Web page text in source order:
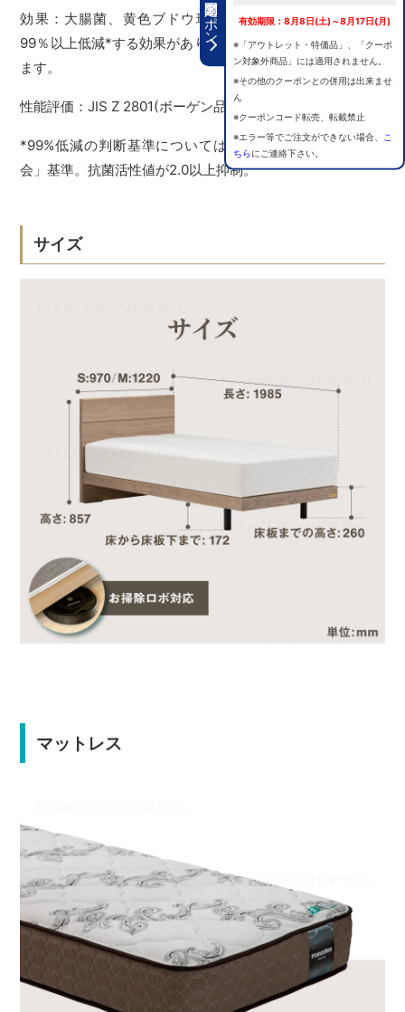
期間限定クーポン 有効期限：8月8日(土)～8月17日(月)
※「アウトレット・特価品」、「クーポ
ン対象外商品」には適用されません。
※その他のクーポンとの併用は出来ませ
ん
※クーポンコード転売、転載禁止
※エラー等でご注文ができない場合、
こ
ちらにご連絡下さい。
効果：大腸菌、黄色ブドウ球菌に対し、付着した細菌を
99％以上低減*する効果があり、細菌からのリスクを低減し
ます。
性能評価：JIS Z 2801(ボーゲン品質評価による報告書)
*99%低減の判断基準については「日本衛生材料工業連合
会」基準。抗菌活性値が2.0以上抑制。
サイズ
マットレス